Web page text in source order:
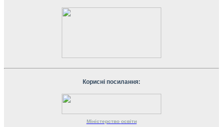
Корисні посилання:
Міністерство освіти